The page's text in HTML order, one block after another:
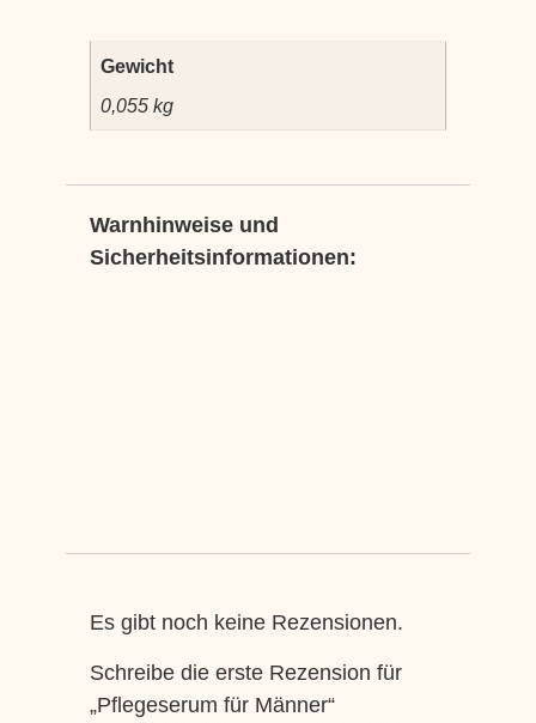
Gewicht
0,055 kg
Warnhinweise und
Sicherheitsinformationen:
Es gibt noch keine Rezensionen.
Schreibe die erste Rezension für
„Pflegeserum für Männer“